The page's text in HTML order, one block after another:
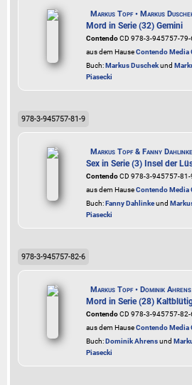
Markus Topf • Markus
Mord in Serie (32) Gemini
ContendoCD 978-3-945757-79-
aus dem HauseContendo Media
Buch:Markus Duschekund
Piasecki
978-3-945757-81-9
Markus Topf & Fanny Dahlinke
Sex in Serie (3) Insel der
ContendoCD 978-3-945757-81-
aus dem HauseContendo Media
Buch:Fanny Dahlinkeund
Piasecki
978-3-945757-82-6
Markus Topf • Dominik Ahrens
Mord in Serie (28)
ContendoCD 978-3-945757-82-
aus dem HauseContendo Media
Buch:Dominik Ahrensund
Piasecki